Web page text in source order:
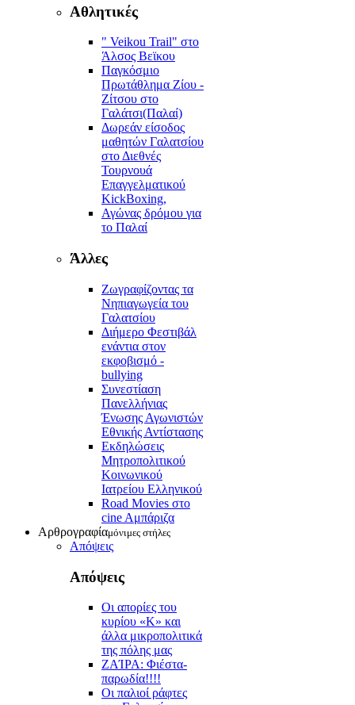
Αθλητικές
" Veikou Trail" στο
Άλσος Βεϊκου
Παγκόσμιο
Πρωτάθλημα Ζίου -
Ζίτσου στο
Γαλάτσι(Παλαί)
Δωρεάν είσοδος
μαθητών Γαλατσίου
στο Διεθνές
Τουρνουά
Επαγγελματικού
KickBoxing,
Αγώνας δρόμου για
το Παλαί
Άλλες
Ζωγραφίζοντας τα
Νηπιαγωγεία του
Γαλατσίου
Διήμερο Φεστιβάλ
ενάντια στον
εκφοβισμό -
bullying
Συνεστίαση
Πανελλήνιας
Ένωσης Αγωνιστών
Εθνικής Αντίστασης
Εκδηλώσεις
Μητροπολιτικού
Κοινωνικού
Ιατρείου Ελληνικού
Road Movies στο
cine Aμπάριζα
Αρθρογραφίαμόνιμες στήλες
Απόψεις
Απόψεις
Οι απορίες του
κυρίου «Κ» και
άλλα μικροπολιτικά
της πόλης μας
ZAΊΡΑ: Φιέστα-
παρωδία!!!!
Οι παλιοί ράφτες